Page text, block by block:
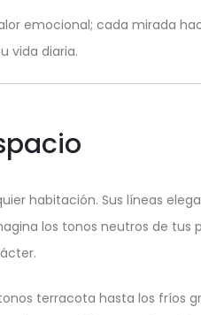
emocional; cada mirada
vida diaria.
habitación. Sus líneas
los tonos neutros de tus
terracota hasta los fríos